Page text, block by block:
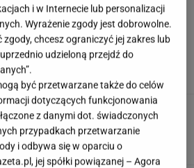
odpowiedziała hejterom.
mi się cierpliwość"
teksty zapisały się w pamięci
Polaków. Znasz je?
i w Internecie lub personalizacji
Wyrażenie zgody jest dobrowolne.
zgody, chcesz ograniczyć jej zakres lub
udzieloną przejdź do
być przetwarzane także do celów
dotyczących funkcjonowania
z danymi dot. świadczonych
przypadkach przetwarzanie
i odbywa się w oparciu o
jej spółki powiązanej – Agora